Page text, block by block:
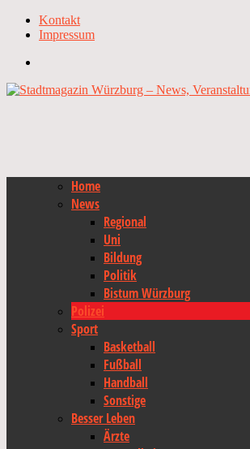
Kontakt
Impressum
Home
News
Regional
Uni
Bildung
Politik
Bistum Würzburg
Polizei
Sport
Basketball
Fußball
Handball
Sonstige
Besser Leben
Ärzte